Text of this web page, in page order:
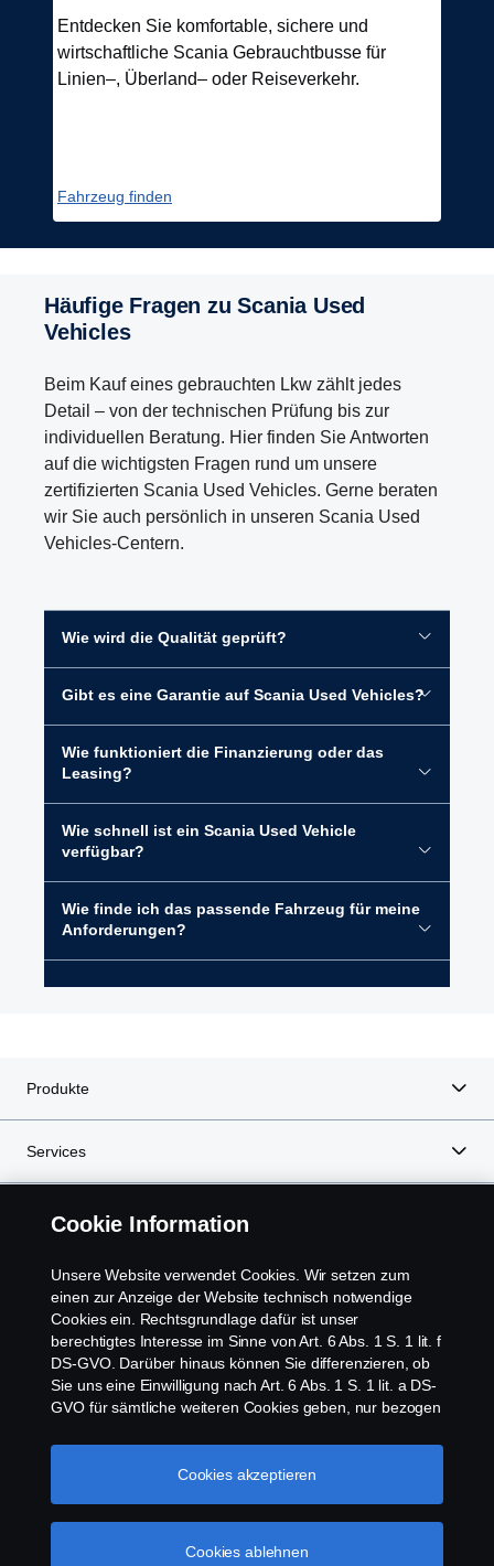
Entdecken Sie komfortable, sichere und
wirtschaftliche Scania Gebrauchtbusse für
Linien‒, Überland‒ oder Reiseverkehr.
Fahrzeug finden
Häufige Fragen zu Scania Used
Vehicles
Beim Kauf eines gebrauchten Lkw zählt jedes
Detail – von der technischen Prüfung bis zur
individuellen Beratung. Hier finden Sie Antworten
auf die wichtigsten Fragen rund um unsere
zertifizierten Scania Used Vehicles. Gerne beraten
wir Sie auch persönlich in unseren Scania Used
Vehicles-Centern.
Wie wird die Qualität geprüft?
Gibt es eine Garantie auf Scania Used Vehicles?
Wie funktioniert die Finanzierung oder das
Leasing?
Wie schnell ist ein Scania Used Vehicle
verfügbar?
Wie finde ich das passende Fahrzeug für meine
Anforderungen?
Produkte
Services
Über Scania
Scania in Ihrer Region: Österreich
Cookie Information
Unsere Website verwendet Cookies. Wir setzen zum
einen zur Anzeige der Website technisch notwendige
Cookies ein. Rechtsgrundlage dafür ist unser
berechtigtes Interesse im Sinne von Art. 6 Abs. 1 S. 1 lit. f
DS-GVO. Darüber hinaus können Sie differenzieren, ob
Sie uns eine Einwilligung nach Art. 6 Abs. 1 S. 1 lit. a DS-
GVO für sämtliche weiteren Cookies geben, nur bezogen
Diese Einwilligung ist freiwillig und kann jederzeit mit
Zukunftswirkung widerrufen werden. Unsere Anbieter
Angemessenheitsbeschlusses der Europäischen
Cookies ablehnen
Cookies akzeptieren